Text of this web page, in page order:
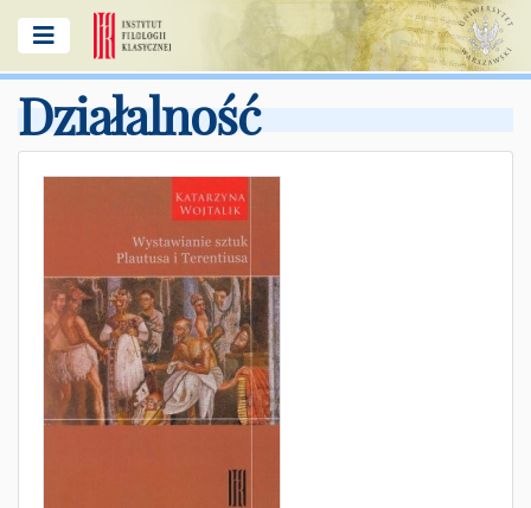
Działalność